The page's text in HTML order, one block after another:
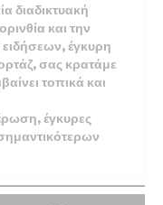
διαδικτυακή
και την
έγκυρη
σας κρατάμε
τοπικά και
έγκυρες